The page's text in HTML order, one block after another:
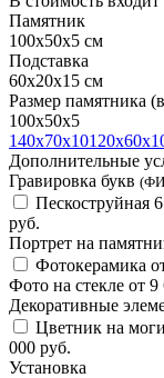
Памятник
100х50х5 см
Подставка
60х20х15 см
Размер памятника
100х50х5
140х70х10
Дополнительные
Гравировка букв
Пескоструйная
руб.
Портрет на
Фотокерамика
Фото на стекле от 9
Декоративные
Цветник на
000 руб.
Установка